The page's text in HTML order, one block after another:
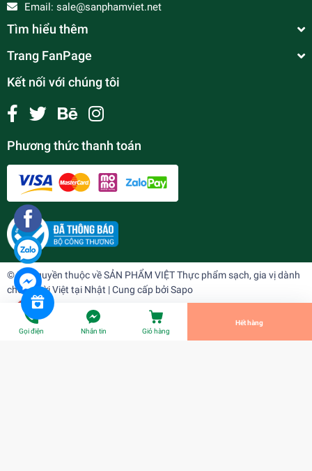
Email: sale@sanphamviet.net
Tìm hiểu thêm
Trang FanPage
Kết nối với chúng tôi
Phương thức thanh toán
© Bản quyền thuộc vềSẢN PHẨM VIỆT Thực phẩm sạch, gia vị dành
cho người Việt tại Nhật | Cung cấp bởiSapo
¥1.434
undefined
Tiến Hành Thanh Toán
Gọi điện Nhắn tin Giỏ hàng
Hết hàng